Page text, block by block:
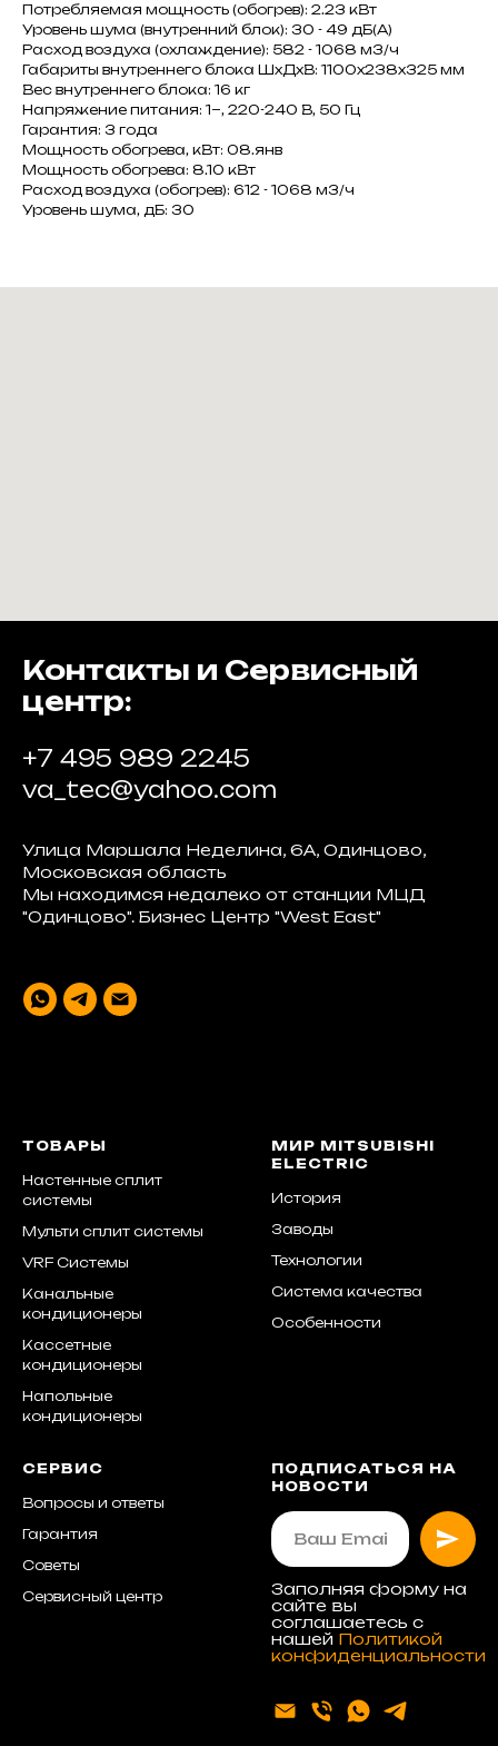
Потребляемая мощность (обогрев): 2.23 кВт
Уровень шума (внутренний блок): 30 - 49 дБ(А)
Расход воздуха (охлаждение): 582 - 1068 м3/ч
Габариты внутреннего блока ШxДxВ: 1100x238x325 мм
Вес внутреннего блока: 16 кг
Напряжение питания: 1~, 220-240 В, 50 Гц
Гарантия: 3 года
Мощность обогрева, кВт: 08.янв
Мощность обогрева: 8.10 кВт
Расход воздуха (обогрев): 612 - 1068 м3/ч
Уровень шума, дБ: 30
Контакты и Сервисный
центр:
+7 495 989 2245
va_tec@yahoo.com
Улица Маршала Неделина, 6А, Одинцово,
Московская область
Мы находимся недалеко от станции МЦД
"Одинцово". Бизнес Центр "West East"
ТОВАРЫ
Настенные сплит
системы
Мульти сплит системы
VRF Системы
Канальные
кондиционеры
Кассетные
кондиционеры
Напольные
кондиционеры
МИР MITSUBISHI
ELECTRIC
История
Заводы
Технологии
Система качества
Особенности
СЕРВИС
Вопросы и ответы
Гарантия
Советы
Сервисный центр
ПОДПИСАТЬСЯ НА
НОВОСТИ
Заполняя форму на
сайте вы
соглашаетесь с
нашей Политикой
конфиденциальности